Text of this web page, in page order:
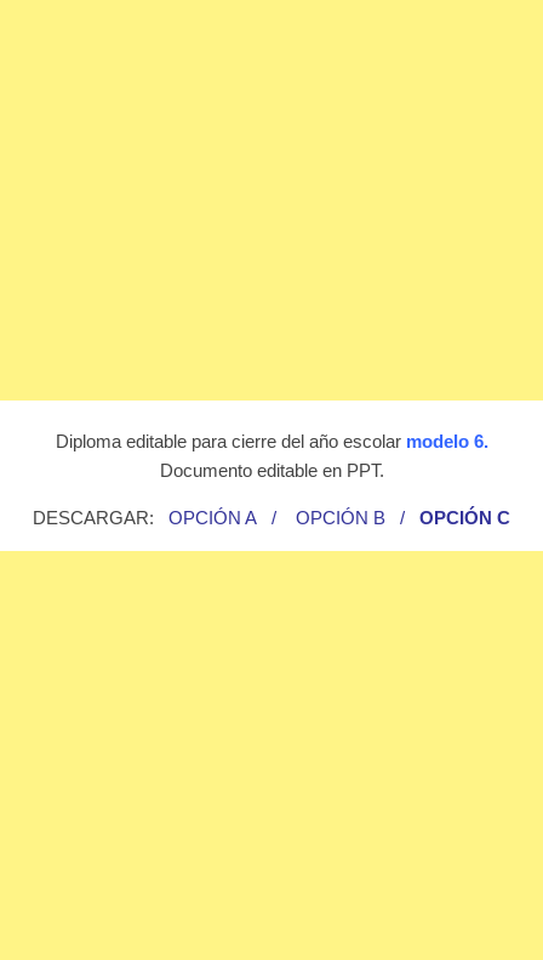
Diploma editable para cierre del año escolar modelo 6.
Documento editable en PPT.
DESCARGAR: OPCIÓN A / OPCIÓN B / OPCIÓN C